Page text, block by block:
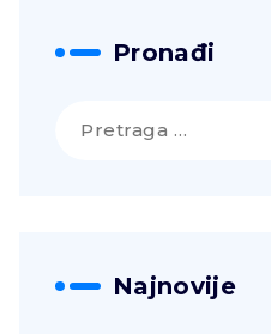
Pronađi
Najnovije